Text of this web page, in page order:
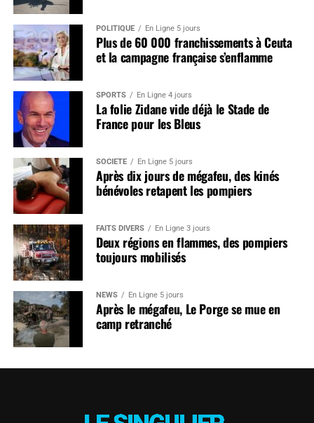
POLITIQUE En Ligne 5 jours
Plus de 60 000 franchissements à Ceuta
et la campagne française s’enflamme
SPORTS En Ligne 4 jours
La folie Zidane vide déjà le Stade de
France pour les Bleus
SOCIÉTÉ En Ligne 5 jours
Après dix jours de mégafeu, des kinés
bénévoles retapent les pompiers
FAITS DIVERS En Ligne 3 jours
Deux régions en flammes, des pompiers
toujours mobilisés
NEWS En Ligne 5 jours
Après le mégafeu, Le Porge se mue en
camp retranché